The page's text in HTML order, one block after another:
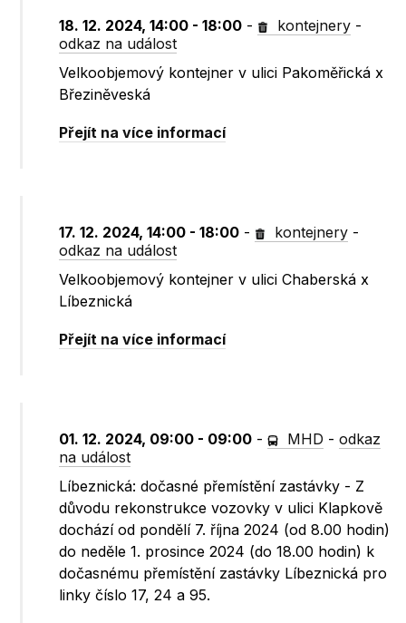
18. 12. 2024, 14:00 - 18:00 - kontejnery -
odkaz na událost
Velkoobjemový kontejner v ulici Pakoměřická x
Březiněveská
Přejít na více informací
17. 12. 2024, 14:00 - 18:00 - kontejnery -
odkaz na událost
Velkoobjemový kontejner v ulici Chaberská x
Líbeznická
Přejít na více informací
01. 12. 2024, 09:00 - 09:00 - MHD -odkaz
na událost
Líbeznická: dočasné přemístění zastávky - Z
důvodu rekonstrukce vozovky v ulici Klapkově
dochází od pondělí 7. října 2024 (od 8.00 hodin)
do neděle 1. prosince 2024 (do 18.00 hodin) k
dočasnému přemístění zastávky Líbeznická pro
linky číslo 17, 24 a 95.